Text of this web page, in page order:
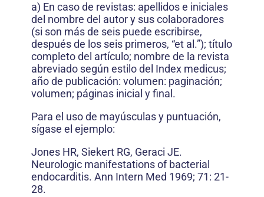
a) En caso de revistas: apellidos e iniciales
del nombre del autor y sus colaboradores
(si son más de seis puede escribirse,
después de los seis primeros, “et al.”); título
completo del artículo; nombre de la revista
abreviado según estilo del Index medicus;
año de publicación: volumen: paginación;
volumen; páginas inicial y final.
Para el uso de mayúsculas y puntuación,
sígase el ejemplo:
Jones HR, Siekert RG, Geraci JE.
Neurologic manifestations of bacterial
endocarditis. Ann Intern Med 1969; 71: 21-
28.